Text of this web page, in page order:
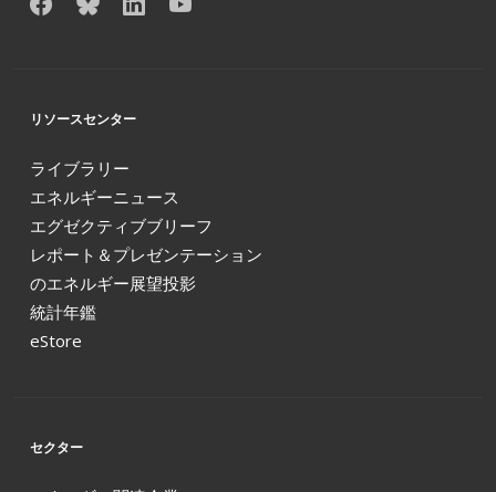
リソースセンター
ライブラリー
エネルギーニュース
エグゼクティブブリーフ
レポート＆プレゼンテーション
のエネルギー展望投影
統計年鑑
eStore
セクター